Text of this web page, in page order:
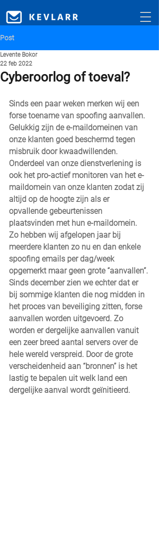
Post
Cyberoorlog of toeval?
Levente Bokor
22 feb 2022
Sinds een paar weken merken wij een
forse toename van spoofing aanvallen.
Gelukkig zijn de e-maildomeinen van
onze klanten goed beschermd tegen
misbruik door kwaadwillenden.
Onderdeel van onze dienstverlening is
ook het pro-actief monitoren van het e-
maildomein van onze klanten zodat zij
altijd op de hoogte zijn als er
opvallende gebeurtenissen
plaatsvinden met hun e-maildomein.
Zo hebben wij afgelopen jaar bij
meerdere klanten zo nu en dan enkele
spoofing emails per dag/week
opgemerkt maar geen grote “aanvallen”.
Sinds december zien we echter dat er
bij sommige klanten die nog midden in
het proces van beveiliging zitten, forse
aanvallen worden uitgevoerd. Zo
worden er dergelijke aanvallen vanuit
een zeer breed aantal servers over de
hele wereld verspreid. Door de grote
verscheidenheid aan “bronnen” is het
lastig te bepalen uit welk land een
dergelijke aanval wordt geïnitieerd.